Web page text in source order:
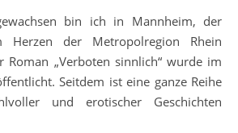
bin ich in Mannheim, der
Herzen der Metropolregion Rhein
Roman „Verboten sinnlich“ wurde im
Seitdem ist eine ganze Reihe
und erotischer Geschichten